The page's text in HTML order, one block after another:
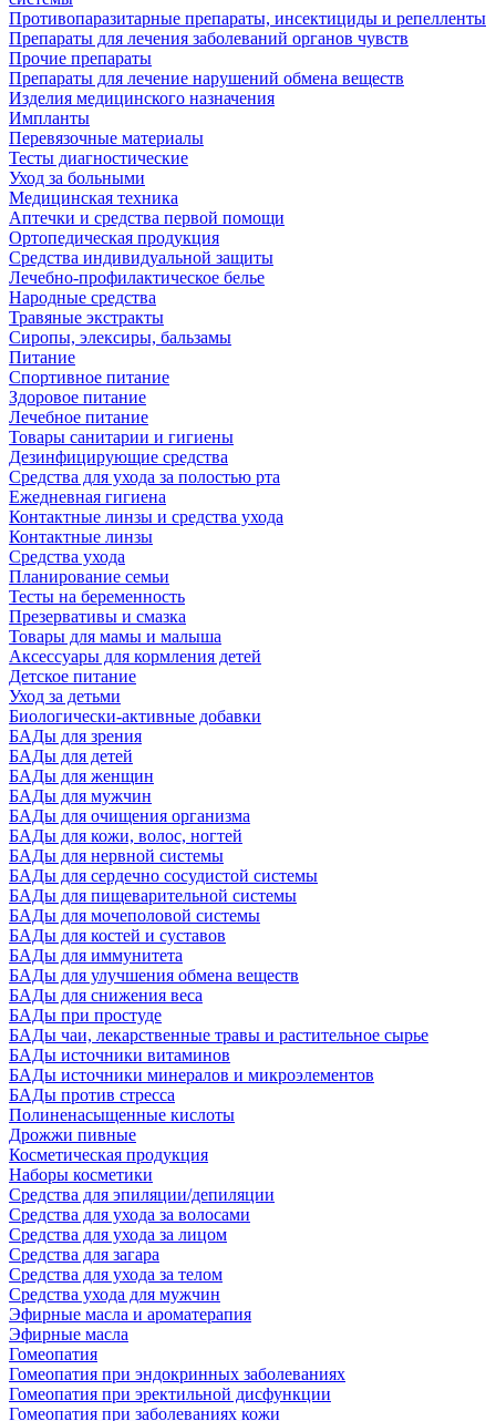
Противопаразитарные препараты, инсектициды и репелленты
Препараты для лечения заболеваний органов чувств
Прочие препараты
Препараты для лечение нарушений обмена веществ
Изделия медицинского назначения
Импланты
Перевязочные материалы
Тесты диагностические
Уход за больными
Медицинская техника
Аптечки и средства первой помощи
Ортопедическая продукция
Средства индивидуальной защиты
Лечебно-профилактическое белье
Народные средства
Травяные экстракты
Сиропы, элексиры, бальзамы
Питание
Спортивное питание
Здоровое питание
Лечебное питание
Товары санитарии и гигиены
Дезинфицирующие средства
Средства для ухода за полостью рта
Ежедневная гигиена
Контактные линзы и средства ухода
Контактные линзы
Средства ухода
Планирование семьи
Тесты на беременность
Презервативы и смазка
Товары для мамы и малыша
Аксессуары для кормления детей
Детское питание
Уход за детьми
Биологически-активные добавки
БАДы для зрения
БАДы для детей
БАДы для женщин
БАДы для мужчин
БАДы для очищения организма
БАДы для кожи, волос, ногтей
БАДы для нервной системы
БАДы для сердечно сосудистой системы
БАДы для пищеварительной системы
БАДы для мочеполовой системы
БАДы для костей и суставов
БАДы для иммунитета
БАДы для улучшения обмена веществ
БАДы для снижения веса
БАДы при простуде
БАДы чаи, лекарственные травы и растительное сырье
БАДы источники витаминов
БАДы источники минералов и микроэлементов
БАДы против стресса
Полиненасыщенные кислоты
Дрожжи пивные
Косметическая продукция
Наборы косметики
Средства для эпиляции/депиляции
Средства для ухода за волосами
Средства для ухода за лицом
Средства для загара
Средства для ухода за телом
Средства ухода для мужчин
Эфирные масла и ароматерапия
Эфирные масла
Гомеопатия
Гомеопатия при эндокринных заболеваниях
Гомеопатия при эректильной дисфункции
Гомеопатия при заболеваниях кожи